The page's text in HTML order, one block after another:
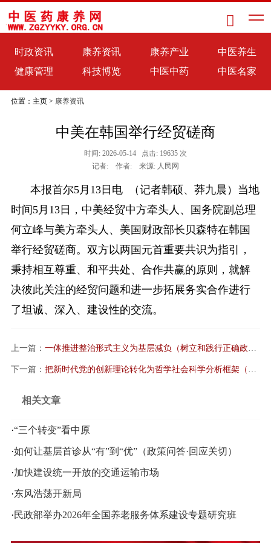

时政资讯 康养资讯 康养产业
中医养生
健康管理
科技博览 中医中药 中医名家
位置：主页 > 康养资讯
中美在韩国举行经贸磋商
时间: 2026-05-14 点击: 19635 次
记者: 作者: 来源: 人民网
本报首尔5月13日电 （记者韩硕、莽九晨）当地
时间5月13日，中美经贸中方牵头人、国务院副总理
何立峰与美方牵头人、美国财政部长贝森特在韩国
举行经贸磋商。双方以两国元首重要共识为指引，
秉持相互尊重、和平共处、合作共赢的原则，就解
决彼此关注的经贸问题和进一步拓展务实合作进行
了坦诚、深入、建设性的交流。
上一篇： 一体推进整治形式主义为基层减负（树立和践行正确政绩观）
下一篇： 把新时代党的创新理论转化为哲学社会科学分析框架（加快构建中国哲学社会科学自主知识体系）
相关文章
·“三个转变”看中原
·如何让基层首诊从“有”到“优”（政策问答·回应关切）
·加快建设统一开放的交通运输市场
·东风浩荡开新局
·民政部举办2026年全国养老服务体系建设专题研究班